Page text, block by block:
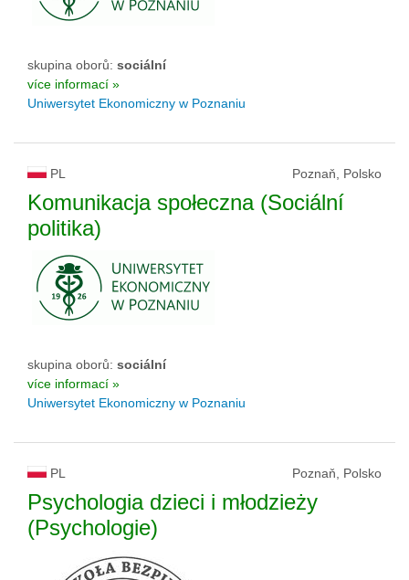
skupina oborů: sociální
více informací »
Uniwersytet Ekonomiczny w Poznaniu
PL Poznaň, Polsko
Komunikacja społeczna (Sociální
politika)
skupina oborů: sociální
více informací »
Uniwersytet Ekonomiczny w Poznaniu
PL Poznaň, Polsko
Psychologia dzieci i młodzieży
(Psychologie)